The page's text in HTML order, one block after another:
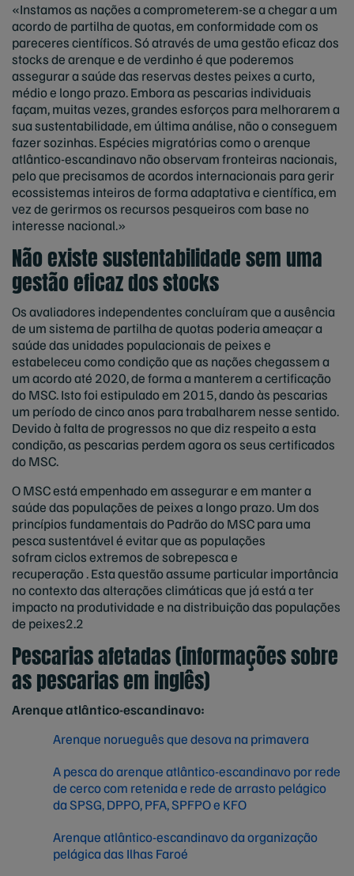
«Instamos as nações a comprometerem-se a chegar a um
acordo de partilha de quotas, em conformidade com os
pareceres científicos. Só através de uma gestão eficaz dos
stocks de arenque e de verdinho é que poderemos
assegurar a saúde das reservas destes peixes a curto,
médio e longo prazo. Embora as pescarias individuais
façam, muitas vezes, grandes esforços para melhorarem a
sua sustentabilidade, em última análise, não o conseguem
fazer sozinhas. Espécies migratórias como o arenque
atlântico-escandinavo não observam fronteiras nacionais,
pelo que precisamos de acordos internacionais para gerir
ecossistemas inteiros de forma adaptativa e científica, em
vez de gerirmos os recursos pesqueiros com base no
interesse nacional.»
Não existe sustentabilidade sem uma
gestão eficaz dos stocks
Os avaliadores independentes concluíram que a ausência
de um sistema de partilha de quotas poderia ameaçar a
saúde das unidades populacionais de peixes e
estabeleceu como condição que as nações chegassem a
um acordo até 2020, de forma a manterem a certificação
do MSC. Isto foi estipulado em 2015, dando às pescarias
um período de cinco anos para trabalharem nesse sentido.
Devido à falta de progressos no que diz respeito a esta
condição, as pescarias perdem agora os seus certificados
do MSC.
O MSC está empenhado em assegurar e em manter a
saúde das populações de peixes a longo prazo. Um dos
princípios fundamentais do Padrão do MSC para uma
pesca sustentável é evitar que as populações
sofram ciclos extremos de sobrepesca e
recuperação . Esta questão assume particular importância
no contexto das alterações climáticas que já está a ter
impacto na produtividade e na distribuição das populações
de peixes2.2
Pescarias afetadas (informações sobre
as pescarias em inglês)
Arenque atlântico-escandinavo:
Arenque norueguês que desova na primavera
A pesca do arenque atlântico-escandinavo por rede
de cerco com retenida e rede de arrasto pelágico
da SPSG, DPPO, PFA, SPFPO e KFO
Arenque atlântico-escandinavo da organização
pelágica das Ilhas Faroé